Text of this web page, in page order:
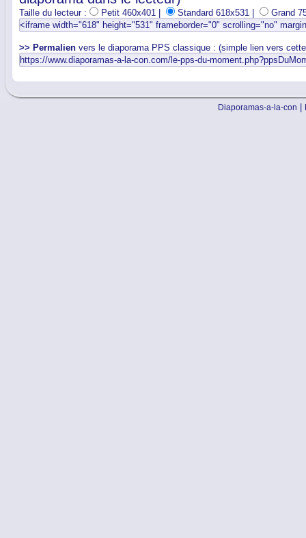
Taille du lecteur : Petit 460x401 | Standard 618x531 | Grand
>> Permalien vers le diaporama PPS classique : (simple lien vers
Diaporamas-a-la-con